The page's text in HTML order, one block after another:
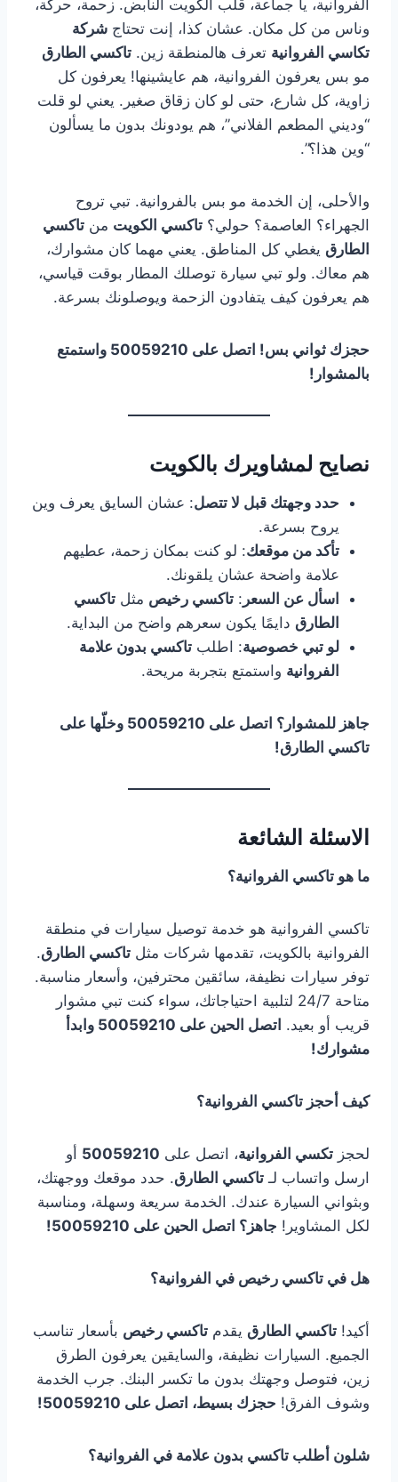
الفروانية، يا جماعة، قلب الكويت النابض. زحمة، حركة،
وناس من كل مكان. عشان كذا، إنت تحتاج شركة
تكاسي الفروانية تعرف هالمنطقة زين. تاكسي الطارق
مو بس يعرفون الفروانية، هم عايشينها! يعرفون كل
زاوية، كل شارع، حتى لو كان زقاق صغير. يعني لو قلت
“وديني المطعم الفلاني”، هم يودونك بدون ما يسألون
“وين هذا؟”.
والأحلى، إن الخدمة مو بس بالفروانية. تبي تروح
الجهراء؟ العاصمة؟ حولي؟ تاكسي الكويت من تاكسي
الطارق يغطي كل المناطق. يعني مهما كان مشوارك،
هم معاك. ولو تبي سيارة توصلك المطار بوقت قياسي،
هم يعرفون كيف يتفادون الزحمة ويوصلونك بسرعة.
حجزك ثواني بس! اتصل على 50059210 واستمتع
بالمشوار!
نصايح لمشاويرك بالكويت
حدد وجهتك قبل لا تتصل: عشان السايق يعرف وين
يروح بسرعة.
تأكد من موقعك: لو كنت بمكان زحمة، عطيهم
علامة واضحة عشان يلقونك.
اسأل عن السعر : تاكسي رخيص مثل تاكسي
الطارق دايمًا يكون سعرهم واضح من البداية.
لو تبي خصوصية: اطلب تاكسي بدون علامة
الفروانية واستمتع بتجربة مريحة.
جاهز للمشوار؟ اتصل على 50059210 وخلّها على
تاكسي الطارق!
الاسئلة الشائعة
ما هو تاكسي الفروانية؟
تاكسي الفروانية هو خدمة توصيل سيارات في منطقة
الفروانية بالكويت، تقدمها شركات مثل تاكسي الطارق.
توفر سيارات نظيفة، سائقين محترفين، وأسعار مناسبة.
متاحة 24/7 لتلبية احتياجاتك، سواء كنت تبي مشوار
قريب أو بعيد.
اتصل الحين على 50059210 وابدأ
مشوارك!
كيف أحجز تاكسي الفروانية؟
لحجز تكسي الفروانية، اتصل على 50059210 أو
ارسل واتساب لـ تاكسي الطارق. حدد موقعك ووجهتك،
وبثواني السيارة عندك. الخدمة سريعة وسهلة، ومناسبة
لكل المشاوير! جاهز؟ اتصل الحين على 50059210!
هل في تاكسي رخيص في الفروانية؟
أكيد! تاكسي الطارق يقدم تاكسي رخيص بأسعار تناسب
الجميع. السيارات نظيفة، والسايقين يعرفون الطرق
زين، فتوصل وجهتك بدون ما تكسر البنك. جرب الخدمة
وشوف الفرق! حجزك بسيط، اتصل على 50059210!
شلون أطلب تاكسي بدون علامة في الفروانية؟